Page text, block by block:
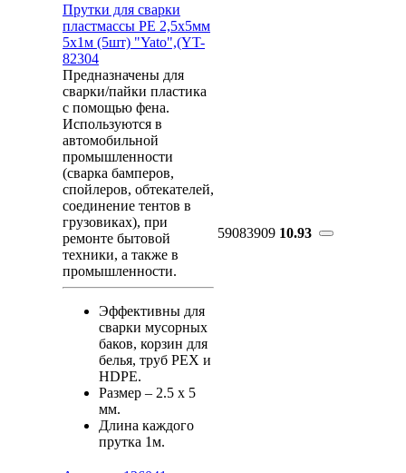
Прутки для сварки
пластмассы PE 2,5х5мм
5х1м (5шт) "Yato",(YT-
82304
Предназначены для
сварки/пайки пластика
с помощью фена.
Используются в
автомобильной
промышленности
(сварка бамперов,
спойлеров, обтекателей,
соединение тентов в
грузовиках), при
ремонте бытовой
техники, а также в
промышленности.
Эффективны для
сварки мусорных
баков, корзин для
белья, труб PEX и
HDPE.
Размер – 2.5 x 5
мм.
Длина каждого
прутка 1м.
59083909 10.93